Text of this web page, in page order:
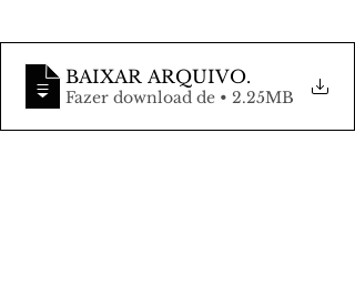
BAIXAR ARQUIVO.
Fazer download de • 2.25MB